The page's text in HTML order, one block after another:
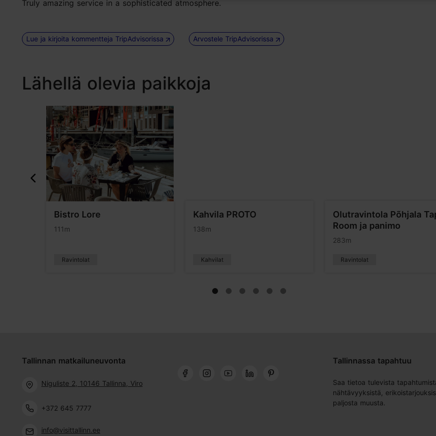
Truly amazing service in a sophisticated atmosphere.
Lue ja kirjoita kommentteja TripAdvisorissa Arvostele TripAdvisorissa
Lähellä olevia paikkoja
Bistro Lore
111m
Ravintolat
Kahvila PROTO
138m
Kahvilat
Olutravintola Põhjala
Room ja panimo
283m
Ravintolat
Tallinnan matkailuneuvonta
Niguliste 2, 10146 Tallinna, Viro
+372 645 7777
info@visittallinn.ee
Tallinnassa tapahtuu
Saa tietoa tulevista
nähtävyyksistä,
paljosta muusta.